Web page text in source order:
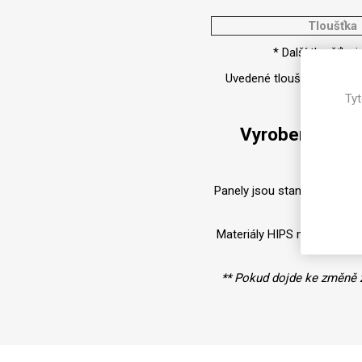
Reliéfní
Tloušťka
* Další tloušťky
Uvedené tloušťky jsou
Vyrobeno z
Panely jsou standardně
dodat
Materiály HIPS mohou při
** Pokud dojde ke